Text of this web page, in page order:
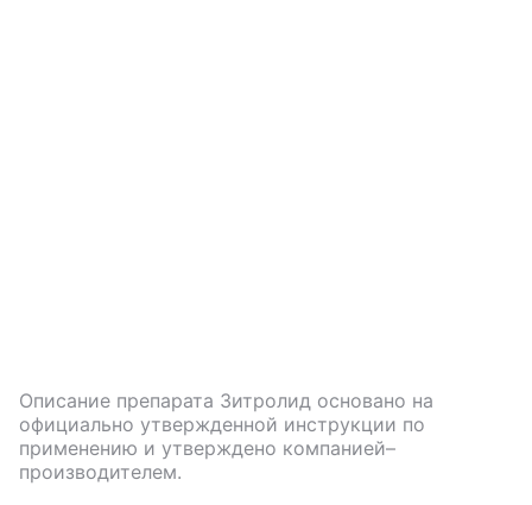
Описание препарата Зитролид основано на
официально утвержденной инструкции по
применению и утверждено компанией–
производителем.